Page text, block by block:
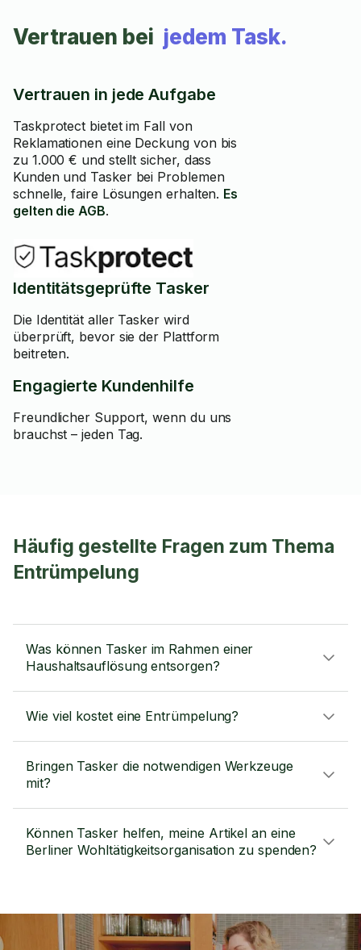
Vertrauen bei jedem Task.
Vertrauen in jede Aufgabe
Taskprotect bietet im Fall von
Reklamationen eine Deckung von bis
zu 1.000 € und stellt sicher, dass
Kunden und Tasker bei Problemen
schnelle, faire Lösungen erhalten. Es
gelten die AGB.
Identitätsgeprüfte Tasker
Die Identität aller Tasker wird
überprüft, bevor sie der Plattform
beitreten.
Engagierte Kundenhilfe
Freundlicher Support, wenn du uns
brauchst – jeden Tag.
Häufig gestellte Fragen zum Thema
Entrümpelung
Was können Tasker im Rahmen einer
Haushaltsauflösung entsorgen?
Wie viel kostet eine Entrümpelung?
Bringen Tasker die notwendigen Werkzeuge
mit?
Können Tasker helfen, meine Artikel an eine
Berliner Wohltätigkeitsorganisation zu spenden?